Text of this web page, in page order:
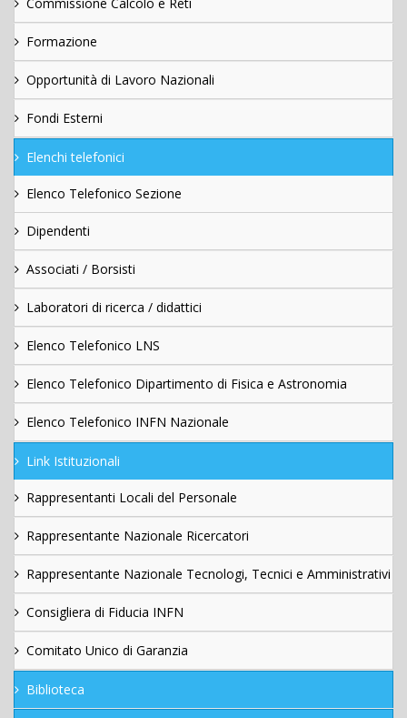
Formazione
Opportunità di Lavoro Nazionali
Fondi Esterni
Elenchi telefonici
Elenco Telefonico Sezione
Dipendenti
Associati / Borsisti
Laboratori di ricerca / didattici
Elenco Telefonico LNS
Elenco Telefonico Dipartimento di Fisica e Astronomia
Elenco Telefonico INFN Nazionale
Link Istituzionali
Rappresentanti Locali del Personale
Rappresentante Nazionale Ricercatori
Rappresentante Nazionale Tecnologi, Tecnici e Amministrativi
Consigliera di Fiducia INFN
Comitato Unico di Garanzia
Biblioteca